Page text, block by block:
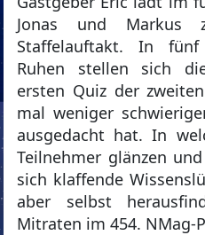
Jonas und Markus
Staffelauftakt. In fünf
Ruhen stellen sich
ersten Quiz der
mal weniger
ausgedacht hat. In
Teilnehmer glänzen
sich klaffende
aber selbst
Mitraten im 454. NMag-